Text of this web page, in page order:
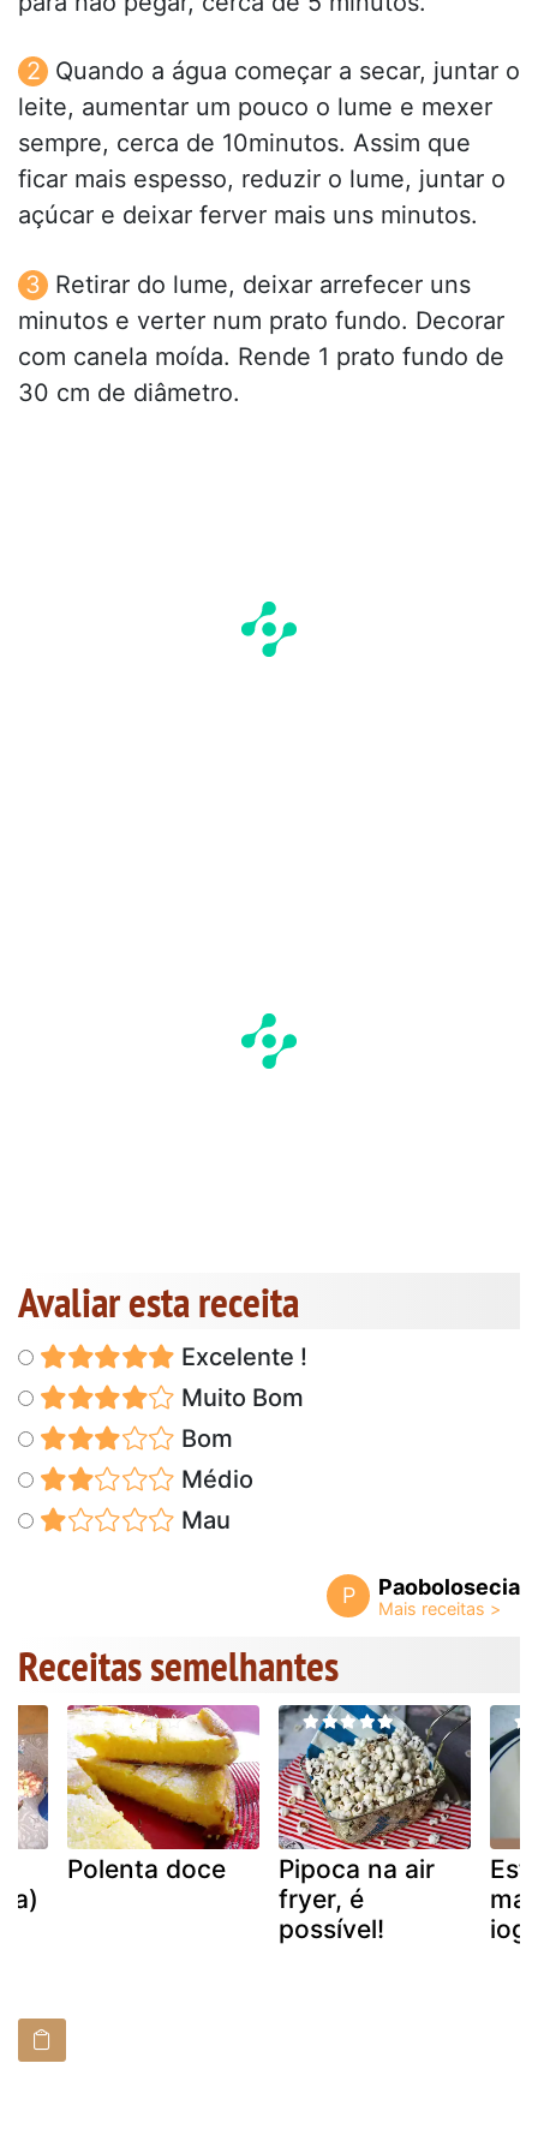
Quando a água começar a secar, juntar o
leite, aumentar um pouco o lume e mexer
sempre, cerca de 10minutos. Assim que
ficar mais espesso, reduzir o lume, juntar o
açúcar e deixar ferver mais uns minutos.
Retirar do lume, deixar arrefecer uns
minutos e verter num prato fundo. Decorar
com canela moída. Rende 1 prato fundo de
30 cm de diâmetro.
Avaliar esta receita
Excelente !
Muito Bom
Bom
Médio
Mau
P Paobolosecia
Receitas semelhantes
Polenta doce
Pipoca na air
fryer, é
possível!